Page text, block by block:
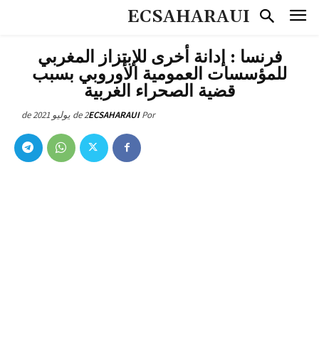
ECSAHARAUI
فرنسا : إدانة أخرى للإبتزاز المغربي
للمؤسسات العمومية الأوروبي بسبب
قضية الصحراء الغربية
Por
ECSAHARAUI2 de يوليو de 2021